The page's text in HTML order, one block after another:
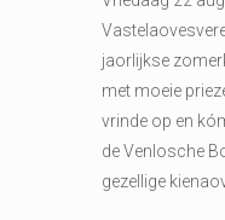
jaorlijkse
met moeie
vrinde op en
de Venlosche
gezellige